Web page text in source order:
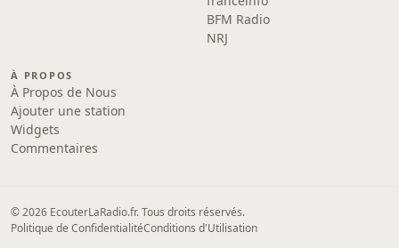
BFM Radio
NRJ
À PROPOS
À Propos de Nous
Ajouter une station
Widgets
Commentaires
© 2026 EcouterLaRadio.fr. Tous droits réservés.
Politique de ConfidentialitéConditions d'Utilisation